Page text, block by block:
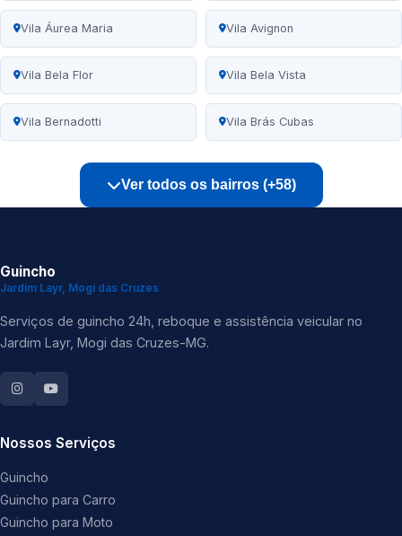
Vila Áurea Maria Vila Avignon
Vila Bela Flor Vila Bela Vista
Vila Bernadotti Vila Brás Cubas
Ver todos os bairros (+58)
Guincho
Jardim Layr, Mogi das Cruzes
Serviços de guincho 24h, reboque e assistência veicular no
Jardim Layr, Mogi das Cruzes-MG.
Nossos Serviços
Guincho
Guincho para Carro
Guincho para Moto